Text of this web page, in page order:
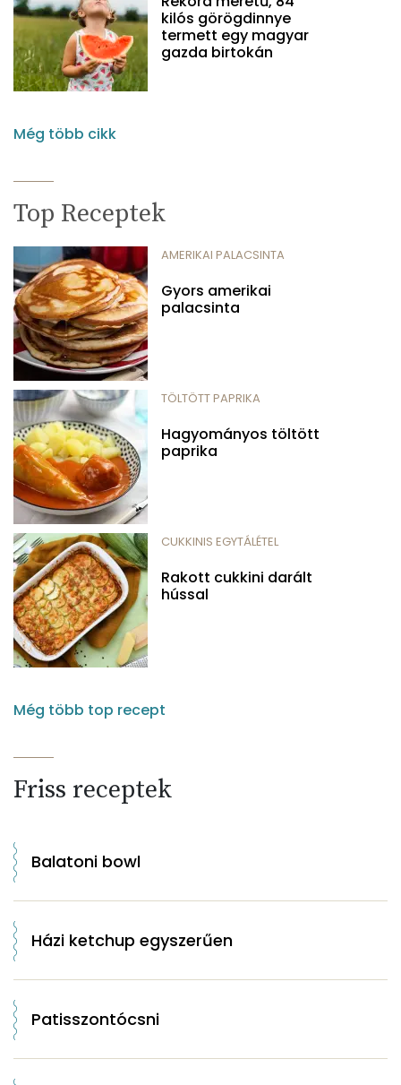
kilós görögdinnye
termett egy magyar
gazda birtokán
Még több cikk
Top Receptek
AMERIKAI PALACSINTA
Gyors amerikai
palacsinta
TÖLTÖTT PAPRIKA
Hagyományos töltött
paprika
CUKKINIS EGYTÁLÉTEL
Rakott cukkini darált
hússal
Még több top recept
Friss receptek
Balatoni bowl
Házi ketchup egyszerűen
Patisszontócsni